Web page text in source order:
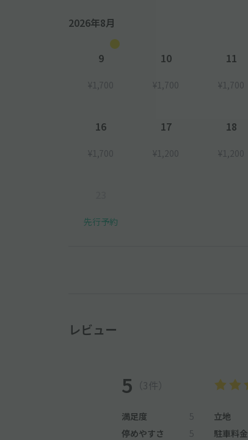
2026年8月
9
¥1,700
10
¥1,700
11
¥1,700
16
¥1,700
17
¥1,200
18
¥1,200
先行予約
レビュー
5 （3件）
満足度 5 立地
停めやすさ
5 駐車料金